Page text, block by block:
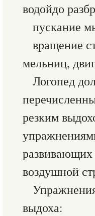
водойдо
пускание
вращение
мельниц,
Логопед
резким
развивающих
воздушной
выдоха: